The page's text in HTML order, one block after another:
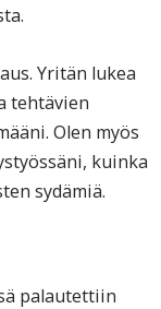
Yritän lukea
tehtävien
Olen myös
kuinka
sydämiä.
palautettiin